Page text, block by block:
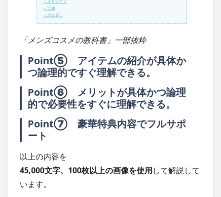
「メンズコスメの教科書」一部抜粋
Point⑤　アイテムの紹介が具体か
つ論理的ですぐ理解できる。
Point⑥　メリットが具体かつ論理
的で必要性をすぐに理解できる。
Point⑦　豪華特典内容でフルサポ
ート
以上の内容を
45,000文字、100枚以上の画像を使用して解説して
います。